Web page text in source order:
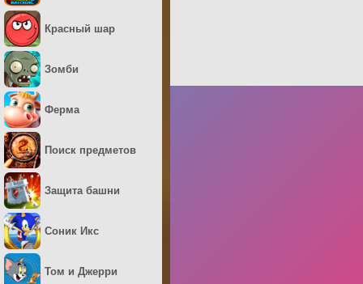
Красный шар
Зомби
Ферма
Поиск предметов
Защита башни
Соник Икс
Том и Джерри